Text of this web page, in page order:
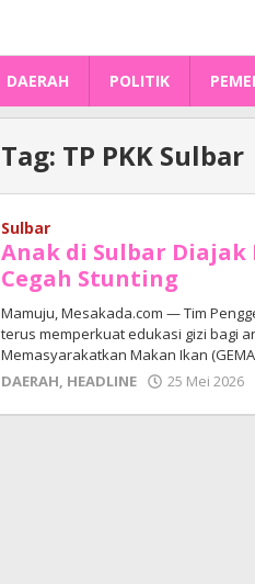
DAERAH POLITIK
Tag: TP PKK Sulbar
Sulbar
Anak di Sulbar
Cegah Stunting
Mamuju, Mesakada.com — Tim
terus memperkuat edukasi gizi bagi
Memasyarakatkan Makan Ikan
DAERAH, HEADLINE 25 Mei 2026